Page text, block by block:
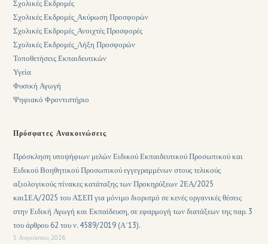
Σχολικές Εκδρομές
Σχολικές Εκδρομές_Ακύρωση Προσφορών
Σχολικές Εκδρομές_Ανοιχτές Προσφορές
Σχολικές Εκδρομές_Λήξη Προσφορών
Τοποθετήσεις Εκπαιδευτικών
Υγεία
Φυσική Αγωγή
Ψηφιακό Φροντιστήριο
Πρόσφατες Ανακοινώσεις
Πρόσκληση υποψήφιων μελών Ειδικού Εκπαιδευτικού Προσωπικού και
Ειδικού Βοηθητικού Προσωπικού εγγεγραμμένων στους τελικούς
αξιολογικούς πίνακες κατάταξης των Προκηρύξεων 2ΕΑ/2025
και1ΕΑ/2025 του ΑΣΕΠ για μόνιμο διορισμό σε κενές οργανικές θέσεις
στην Ειδική Αγωγή και Εκπαίδευση, σε εφαρμογή των διατάξεων της παρ. 3
του άρθρου 62 του ν. 4589/2019 (Α΄13).
5 Αυγούστου, 2026